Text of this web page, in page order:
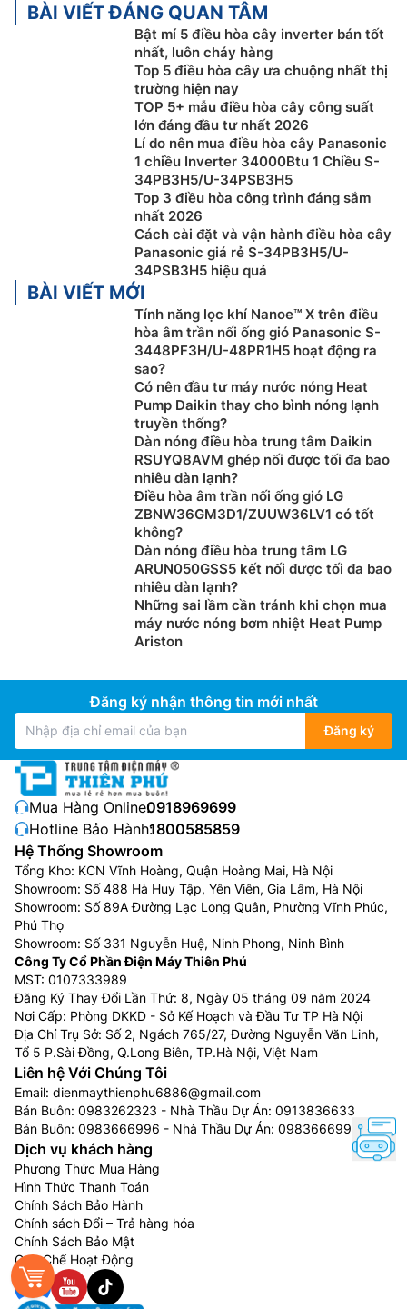
Chế độ quạt tự động
Sau khi đặt chế độ quạt tự động, dàn lạnh củađiều
hòa cây Panasonic inverter34.100btu S-34PB3H5/U-
34PSB3H5 sẽ tự động điều chỉnh tốc độ quạt phù hợp
theo các yếu tố, chẳng hạn như tải.
Môi chất lạnh R410a thân thiện với môi
điều hòa câyPanasonic 34.100btu S-34PB3H5/U-
34PSB3H5 sử dụng môi chất lạnh R410a thân thiện với
môi trường, một dung môi truyền nhiệt tuyệt vời, tiết
môi trường hơn nhiều.
BÀI VIẾT ĐÁNG QUAN TÂM
Bật mí 5 điều hòa cây inverter bán tốt
nhất, luôn cháy hàng
Top 5 điều hòa cây ưa chuộng nhất thị
trường hiện nay
TOP 5+ mẫu điều hòa cây công suất
lớn đáng đầu tư nhất 2026
Lí do nên mua điều hòa cây Panasonic
1 chiều Inverter 34000Btu 1 Chiều S-
34PB3H5/U-34PSB3H5
Top 3 điều hòa công trình đáng sắm
nhất 2026
Cách cài đặt và vận hành điều hòa cây
Panasonic giá rẻ S-34PB3H5/U-
34PSB3H5 hiệu quả
BÀI VIẾT MỚI
Tính năng lọc khí Nanoe™ X trên điều
hòa âm trần nối ống gió Panasonic S-
3448PF3H/U-48PR1H5 hoạt động ra
sao?
Có nên đầu tư máy nước nóng Heat
Pump Daikin thay cho bình nóng lạnh
truyền thống?
Dàn nóng điều hòa trung tâm Daikin
RSUYQ8AVM ghép nối được tối đa bao
nhiêu dàn lạnh?
Điều hòa âm trần nối ống gió LG
ZBNW36GM3D1/ZUUW36LV1 có tốt
không?
Dàn nóng điều hòa trung tâm LG
ARUN050GSS5 kết nối được tối đa bao
nhiêu dàn lạnh?
Những sai lầm cần tránh khi chọn mua
máy nước nóng bơm nhiệt Heat Pump
Ariston
Đăng ký nhận thông tin mới nhất
Đăng ký
Mua Hàng Online:0918969699
Hotline Bảo Hành:1800585859
Hệ Thống Showroom
Tổng Kho: KCN Vĩnh Hoàng, Quận Hoàng Mai, Hà Nội
Showroom: Số 488 Hà Huy Tập, Yên Viên, Gia Lâm, Hà Nội
Showroom: Số 89A Đường Lạc Long Quân, Phường Vĩnh Phúc,
Phú Thọ
Showroom: Số 331 Nguyễn Huệ, Ninh Phong, Ninh Bình
Công Ty Cổ Phần Điện Máy Thiên Phú
MST: 0107333989
Đăng Ký Thay Đổi Lần Thứ: 8, Ngày 05 tháng 09 năm 2024
Nơi Cấp: Phòng DKKD - Sở Kế Hoạch và Đầu Tư TP Hà Nội
Địa Chỉ Trụ Sở: Số 2, Ngách 765/27, Đường Nguyễn Văn Linh,
Tổ 5 P.Sài Đồng, Q.Long Biên, TP.Hà Nội, Việt Nam
Liên hệ Với Chúng Tôi
Email: dienmaythienphu6886@gmail.com
Bán Buôn: 0983262323 - Nhà Thầu Dự Án: 0913836633
Bán Buôn: 0983666996 - Nhà Thầu Dự Án: 0983666996
Dịch vụ khách hàng
Phương Thức Mua Hàng
Hình Thức Thanh Toán
Chính Sách Bảo Hành
Chính sách Đổi – Trả hàng hóa
Chính Sách Bảo Mật
Quy Chế Hoạt Động